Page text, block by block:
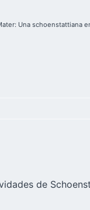
Una schoenstattiana
de